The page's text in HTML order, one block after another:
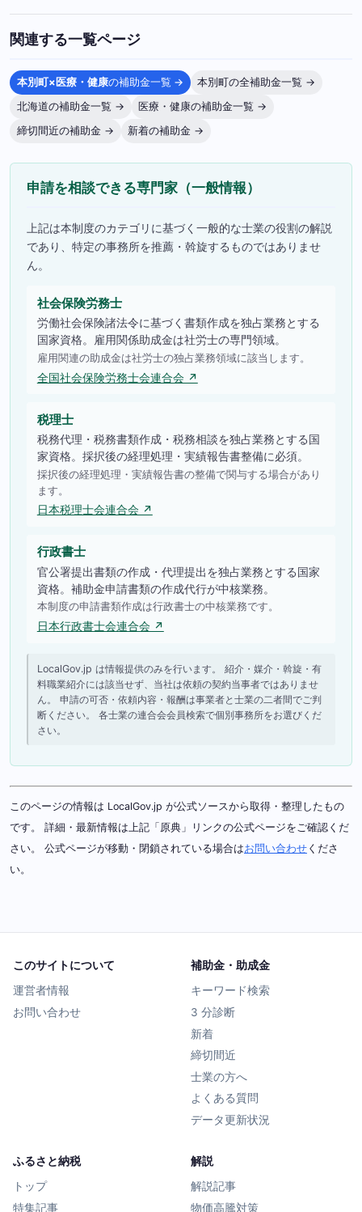
関連する一覧ページ
本別町×医療・健康の補助金一覧 →
本別町の全補助金一覧 →
北海道の補助金一覧 →
医療・健康の補助金一覧 →
締切間近の補助金 →
新着の補助金 →
申請を相談できる専門家（一般情報）
上記は本制度のカテゴリに基づく一般的な士業の役割の解説
であり、特定の事務所を推薦・斡旋するものではありませ
ん。
社会保険労務士
労働社会保険諸法令に基づく書類作成を独占業務とする
国家資格。雇用関係助成金は社労士の専門領域。
雇用関連の助成金は社労士の独占業務領域に該当します。
全国社会保険労務士会連合会 ↗
税理士
税務代理・税務書類作成・税務相談を独占業務とする国
家資格。採択後の経理処理・実績報告書整備に必須。
採択後の経理処理・実績報告書の整備で関与する場合があり
ます。
日本税理士会連合会 ↗
行政書士
官公署提出書類の作成・代理提出を独占業務とする国家
資格。補助金申請書類の作成代行が中核業務。
本制度の申請書類作成は行政書士の中核業務です。
日本行政書士会連合会 ↗
LocalGov.jp は情報提供のみを行います。 紹介・媒介・斡旋・有
料職業紹介には該当せず、当社は依頼の契約当事者ではありませ
ん。 申請の可否・依頼内容・報酬は事業者と士業の二者間でご判
断ください。 各士業の連合会会員検索で個別事務所をお選びくだ
さい。
このページの情報は LocalGov.jp が公式ソースから取得・整理したもの
です。 詳細・最新情報は上記「原典」リンクの公式ページをご確認くだ
さい。 公式ページが移動・閉鎖されている場合はお問い合わせ くださ
い。
このサイトについて
運営者情報
お問い合わせ
補助金・助成金
キーワード検索
3 分診断
新着
締切間近
士業の方へ
よくある質問
データ更新状況
ふるさと納税
トップ
特集記事
解説
解説記事
物価高騰対策